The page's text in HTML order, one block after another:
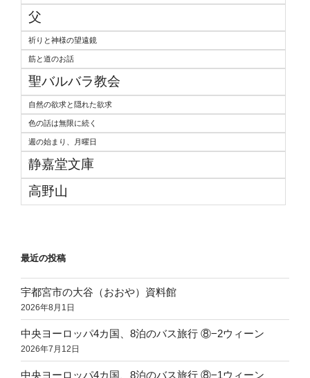
父
祈りと神様の望遠鏡
筋と道のお話
聖バルバラ教会
自然の欲求と隠れた欲求
色の話は無限に続く
週の始まり、月曜日
静嘉堂文庫
高野山
最近の投稿
宇都宮市の大谷（おおや）資料館
2026年8月1日
中央ヨーロッパ4カ国、8泊のバス旅行 ⑧−2ウィーン
2026年7月12日
中央ヨーロッパ4カ国、8泊のバス旅行 ⑧−1ウィーン